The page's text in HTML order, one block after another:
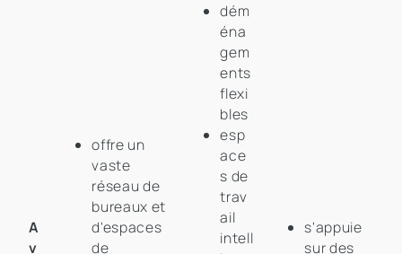
A
v
offre un
vaste
réseau de
bureaux et
d'espaces
de
dém
éna
gem
ents
flexi
bles
esp
ace
s de
trav
ail
intell
s'appuie
sur des